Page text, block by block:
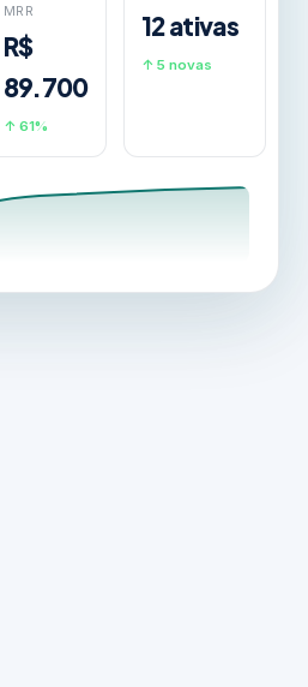
MRR
R$
89.700
↑ 61%
12 ativas
↑ 5 novas